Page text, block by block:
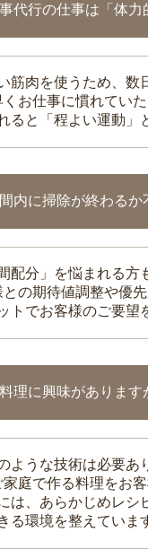
代行の仕事は「体
筋肉を使うため、数
お仕事に慣れてい
ると「程よい運動」
内に掃除が終わる
配分」を悩まれる方
の期待値調整や優
トでお客様のご要望
理に興味がありま
ような技術は必要あ
庭で作る料理をお
は、あらかじめレシ
る環境を整えていま